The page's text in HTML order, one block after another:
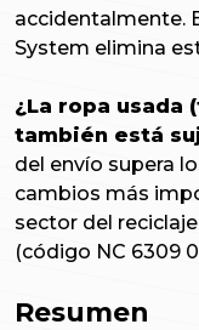
accidentalmente.
System elimina
¿La ropa usada
también está
del envío supera
cambios más
sector del
(código NC 6309
Resumen